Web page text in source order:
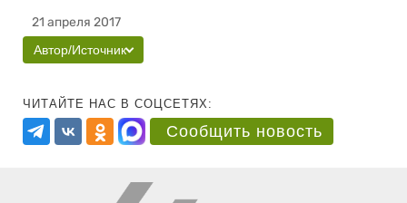
21 апреля 2017
Автор/Источник
ЧИТАЙТЕ НАС В СОЦСЕТЯХ:
Сообщить новость